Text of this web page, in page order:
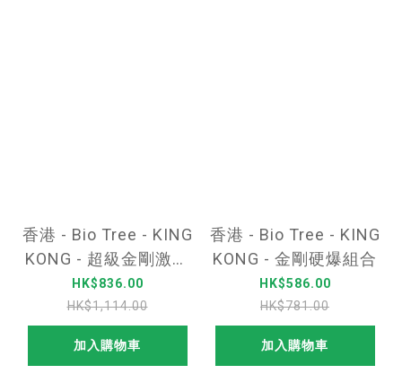
香港 - Bio Tree - KING
KONG - 超級金剛激戰
組合
HK$836.00
HK$1,114.00
加入購物車
香港 - Bio Tree - KING
KONG - 金剛硬爆組合
HK$586.00
HK$781.00
加入購物車